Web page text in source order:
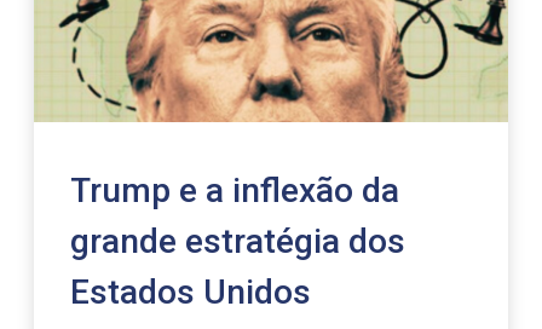
Trump e a inflexão da
grande estratégia dos
Estados Unidos